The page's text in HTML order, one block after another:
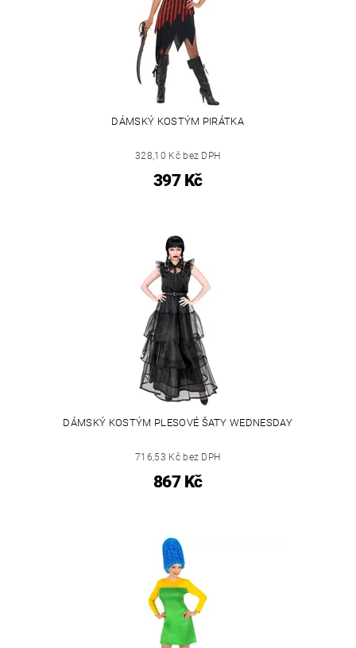
DÁMSKÝ KOSTÝM PIRÁTKA
328,10 Kč bez DPH
397 Kč
DÁMSKÝ KOSTÝM PLESOVÉ ŠATY WEDNESDAY
716,53 Kč bez DPH
867 Kč